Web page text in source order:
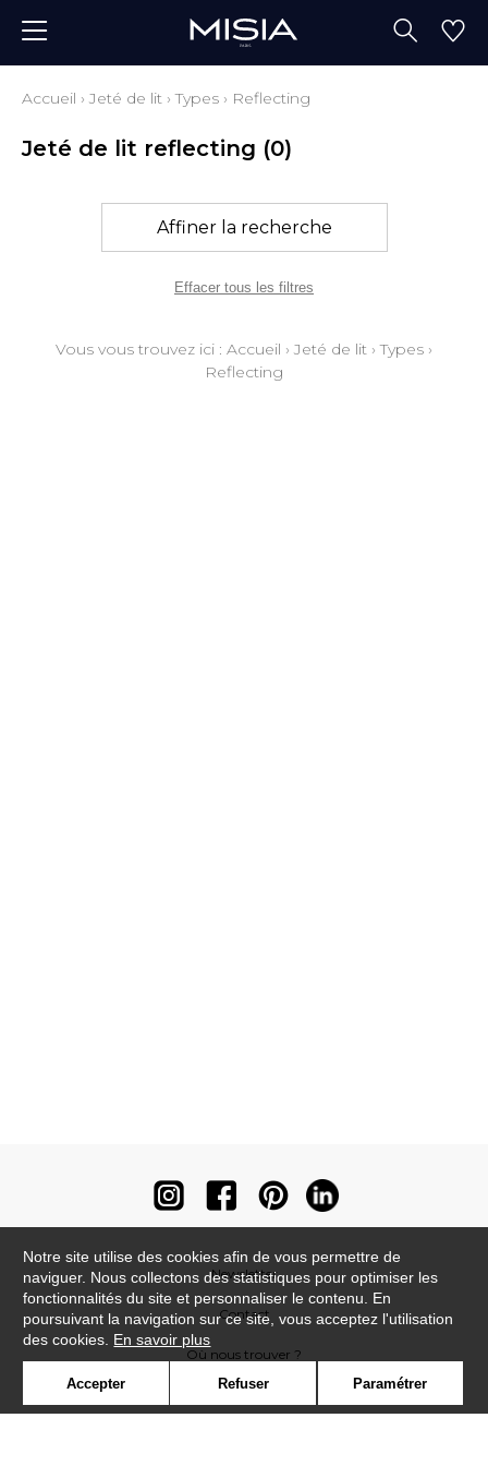
Accueil › Jeté de lit ›Types › Reflecting
Jeté de lit reflecting (0)
Affiner la recherche
Effacer tous les filtres
Vous vous trouvez ici : Accueil › Jeté de lit ›Types ›
Reflecting
Newsletter
Contact
Où nous trouver ?
Notre site utilise des cookies afin de vous permettre de
naviguer. Nous collectons des statistiques pour optimiser les
fonctionnalités du site et personnaliser le contenu. En
poursuivant la navigation sur ce site, vous acceptez l'utilisation
des cookies. En savoir plus
Accepter Refuser Paramétrer